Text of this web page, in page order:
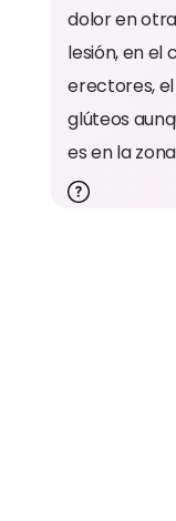
dolor en
lesión, en el
erectores,
glúteos
es en la